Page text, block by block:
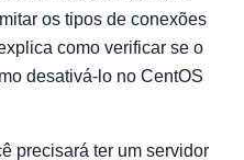
os tipos de conexões
como verificar se o
desativá-lo no CentOS
precisará ter um servidor